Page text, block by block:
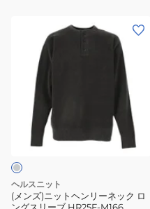
リ
ー
ネ
ヘルスニット
(メンズ)ニットヘンリーネック ロ
ア